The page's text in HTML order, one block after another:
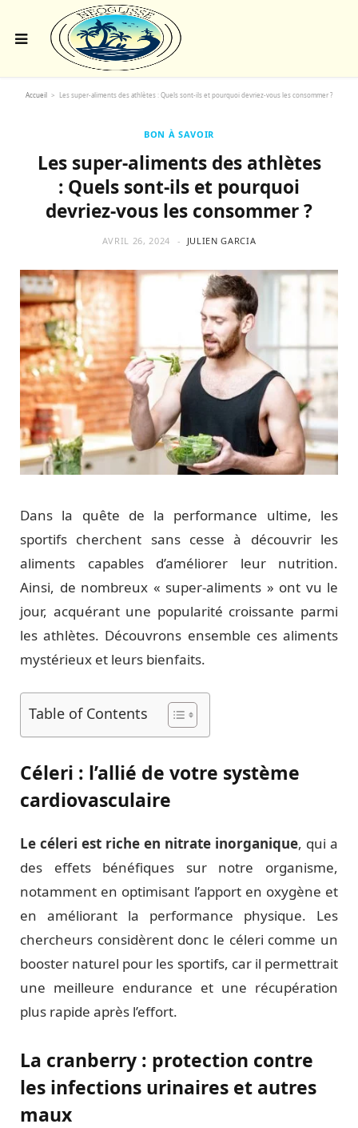
Accueil > Les super-aliments des athlètes : Quels sont-ils et pourquoi devriez-vous les consommer ?
BON À SAVOIR
Les super-aliments des athlètes
: Quels sont-ils et pourquoi
devriez-vous les consommer ?
AVRIL 26, 2024 JULIEN GARCIA
Dans la quête de la performance ultime, les
sportifs cherchent sans cesse à découvrir les
aliments capables d’améliorer leur nutrition.
Ainsi, de nombreux « super-aliments » ont vu le
jour, acquérant une popularité croissante parmi
les athlètes. Découvrons ensemble ces aliments
mystérieux et leurs bienfaits.
Table of Contents
Céleri : l’allié de votre système
cardiovasculaire
Le céleri est riche en nitrate inorganique, qui a
des effets bénéfiques sur notre organisme,
notamment en optimisant l’apport en oxygène et
en améliorant la performance physique. Les
chercheurs considèrent donc le céleri comme un
booster naturel pour les sportifs, car il permettrait
une meilleure endurance et une récupération
plus rapide après l’effort.
La cranberry : protection contre
les infections urinaires et autres
maux